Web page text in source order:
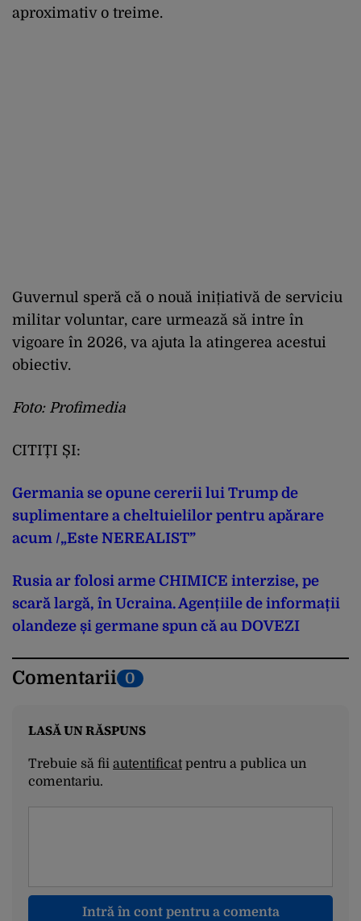
aproximativ o treime.
Guvernul speră că o nouă inițiativă de serviciu
militar voluntar, care urmează să intre în
vigoare în 2026, va ajuta la atingerea acestui
obiectiv.
Foto: Profimedia
CITIȚI ȘI:
Germania se opune cererii lui Trump de
suplimentare a cheltuielilor pentru apărare
acum /„Este NEREALIST”
Rusia ar folosi arme CHIMICE interzise, pe
scară largă, în Ucraina. Agențiile de informații
olandeze și germane spun că au DOVEZI
Comentarii 0
LASĂ UN RĂSPUNS
Trebuie să fii autentificatpentru a publica un
comentariu.
Intră în cont pentru a comenta